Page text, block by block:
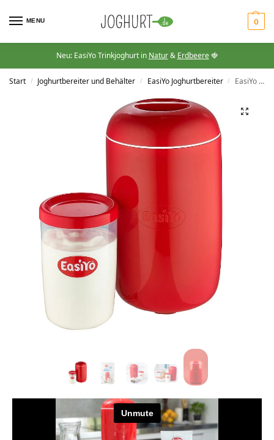
MENU 0
Neu: EasiYo Trinkjoghurt in Natur& Erdbeere🍓
Start / Joghurtbereiter und Behälter / EasiYo Joghurtbereiter / EasiYo Joghurtbereiter Rot